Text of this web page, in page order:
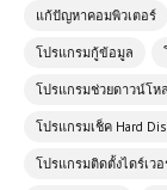
แก้ปัญหาคอมพิวเตอร์
โปรแกรมกู้ข้อมูล
โปรแกรมช่วยดาวน์โห
โปรแกรมเช็ค Hard
โปรแกรมติดตั้งไดร์เว